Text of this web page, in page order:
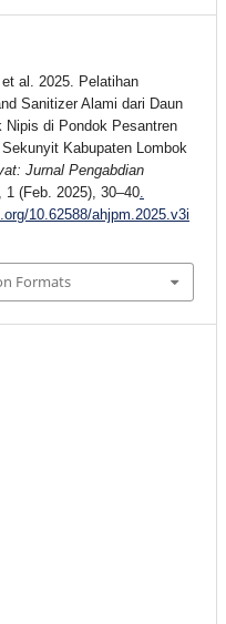
al. 2025. Pelatihan
Sanitizer Alami dari Daun
Nipis di Pondok Pesantren
Kabupaten Lombok
Jurnal Pengabdian
1 (Feb. 2025), 30–40.
10.62588/ahjpm.2025.v3i
Formats